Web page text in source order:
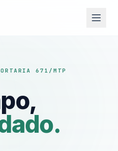
671/MTP